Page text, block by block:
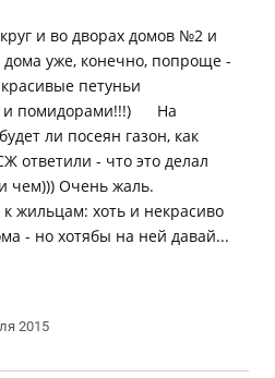
и во дворах домов №2 и
уже, конечно, попроще -
петуньи
и помидорами!!!) На
ли посеян газон, как
ответили - что это делал
чем))) Очень жаль.
жильцам: хоть и некрасиво
- но хотябы на ней давай...
2015